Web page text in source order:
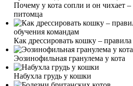
Почему у кота сопли и он чихает
питомца
Как дрессировать кошку –
Эозинофильная гранулема у кота
Набухла грудь у кошки